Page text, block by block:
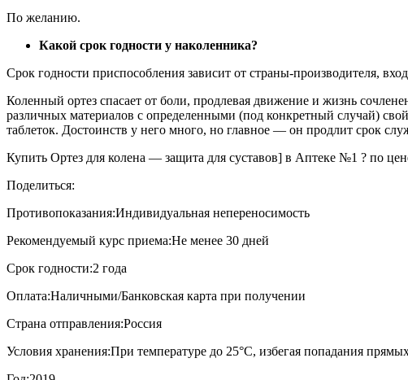
По желанию.
Какой срок годности у наколенника?
Срок годности приспособления зависит от страны-производителя,
Коленный ортез спасает от боли, продлевая движение и жизнь
различных материалов с определенными (под конкретный случай)
таблеток. Достоинств у него много, но главное — он продлит срок
Купить Ортез для колена — защита для суставов] в Аптеке №1 ? по
Поделиться:
Противопоказания:Индивидуальная непереносимость
Рекомендуемый курс приема:Не менее 30 дней
Срок годности:2 года
Оплата:Наличными/Банковская карта при получении
Страна отправления:Россия
Условия хранения:При температуре до 25°С, избегая попадания